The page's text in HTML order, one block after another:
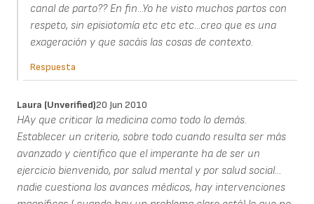
canal de parto?? En fin...Yo he visto muchos partos con
respeto, sin episiotomía etc etc etc...creo que es una
exageración y que sacáis las cosas de contexto.
Respuesta
Laura (unverified)20 Jun 2010
HAy que criticar la medicina como todo lo demás.
Establecer un criterio, sobre todo cuando resulta ser más
avanzado y científico que el imperante ha de ser un
ejercicio bienvenido, por salud mental y por salud social...
nadie cuestiona los avances médicos, hay intervenciones